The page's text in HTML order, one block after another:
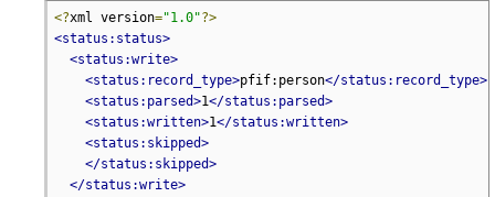
<?xml version="1.0"?>
<status:status>
<status:write>
<status:record_type>pfif:person</status:record_type>
<status:parsed>1</status:parsed>
<status:written>1</status:written>
<status:skipped>
</status:skipped>
</status:write>